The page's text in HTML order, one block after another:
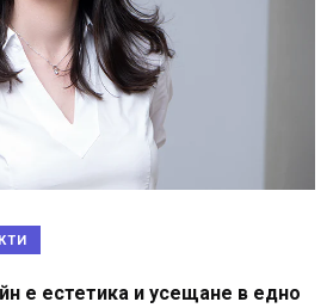
е естетика и усещане в едно